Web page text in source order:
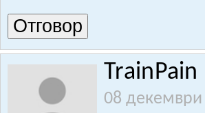
Отговор
TrainPain
08 декември